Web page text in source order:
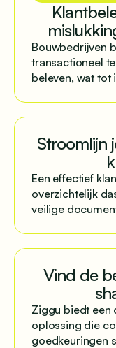
Bouwbedrijven
transactioneel
beleven, wat tot
Stroomlijn
Een effectief
overzichtelijk
veilige
Vind de
Ziggu biedt een
oplossing die
goedkeuringen